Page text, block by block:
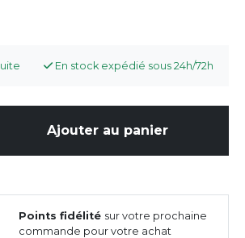
En stock expédié sous 24h/72h
Ajouter au panier
Points fidélité sur votre prochaine
commande pour votre achat